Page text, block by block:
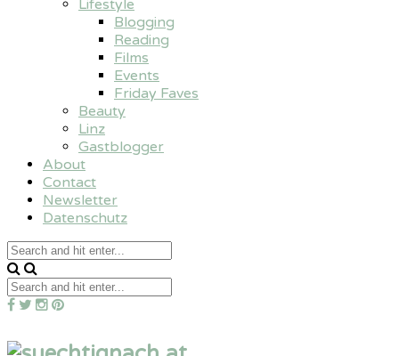
Lifestyle
Blogging
Reading
Films
Events
Friday Faves
Beauty
Linz
Gastblogger
About
Contact
Newsletter
Datenschutz